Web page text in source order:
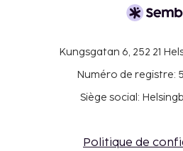
Kungsgatan 6, 252 21
Numéro de registre:
Siège social:
Politique de